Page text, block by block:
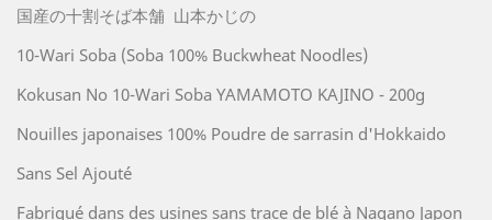
国産の十割そば本舗 山本かじの
10-Wari Soba (Soba 100% Buckwheat Noodles)
Kokusan No 10-Wari Soba YAMAMOTO KAJINO - 200g
Nouilles japonaises 100% Poudre de sarrasin d'Hokkaido
Sans Sel Ajouté
Fabriqué dans des usines sans trace de blé à Nagano Japon